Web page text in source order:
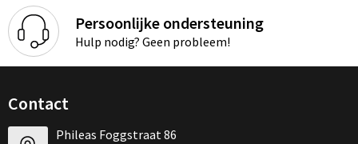
Persoonlijke ondersteuning
Hulp nodig? Geen probleem!
Contact
Phileas Foggstraat 86